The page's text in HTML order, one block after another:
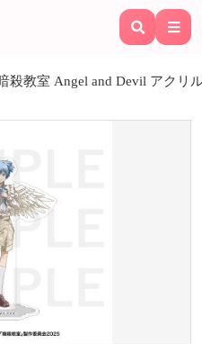
殺教室 Angel and Devil アクリ